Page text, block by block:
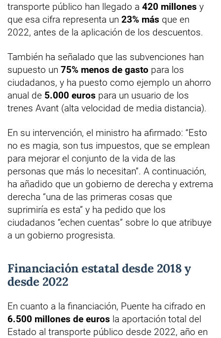
transporte público han llegado a 420 millones y
que esa cifra representa un 23% más que en
2022, antes de la aplicación de los descuentos.
También ha señalado que las subvenciones han
supuesto un 75% menos de gasto para los
ciudadanos, y ha puesto como ejemplo un ahorro
anual de 5.000 euros para un usuario de los
trenes Avant (alta velocidad de media distancia).
En su intervención, el ministro ha afirmado: “Esto
no es magia, son tus impuestos, que se emplean
para mejorar el conjunto de la vida de las
personas que más lo necesitan”. A continuación,
ha añadido que un gobierno de derecha y extrema
derecha “una de las primeras cosas que
suprimiría es esta” y ha pedido que los
ciudadanos “echen cuentas” sobre lo que atribuye
a un gobierno progresista.
Financiación estatal desde 2018 y
desde 2022
En cuanto a la financiación, Puente ha cifrado en
6.500 millones de euros la aportación total del
Estado al transporte público desde 2022, año en